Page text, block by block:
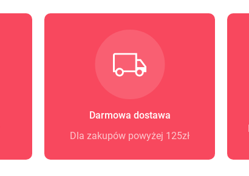
Darmowa dostawa
Dla zakupów powyżej 125zł